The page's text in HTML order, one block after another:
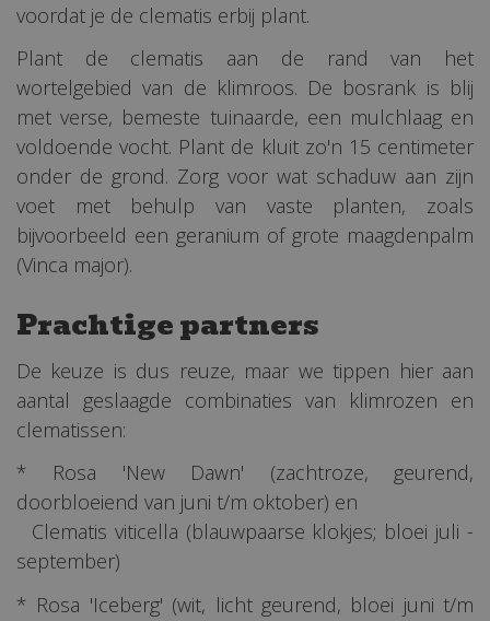
voordat je de clematis erbij plant.
Plant de clematis aan de rand van het
wortelgebied van de klimroos. De bosrank is blij
met verse, bemeste tuinaarde, een mulchlaag en
voldoende vocht. Plant de kluit zo'n 15 centimeter
onder de grond. Zorg voor wat schaduw aan zijn
voet met behulp van vaste planten, zoals
bijvoorbeeld een geranium of grote maagdenpalm
(Vinca major).
Prachtige partners
De keuze is dus reuze, maar we tippen hier aan
aantal geslaagde combinaties van klimrozen en
clematissen:
* Rosa 'New Dawn' (zachtroze, geurend,
doorbloeiend van juni t/m oktober) en
Clematis viticella (blauwpaarse klokjes; bloei juli -
september)
* Rosa 'Iceberg' (wit, licht geurend, bloei juni t/m